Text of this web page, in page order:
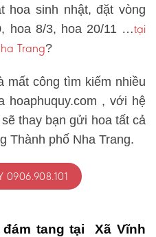
hoa sinh nhật, đặt vòng
hoa 8/3, hoa 20/11 …tại
Trang?
mất công tìm kiếm nhiều
hoaphuquy.com , với hệ
thay bạn gửi hoa tất cả
Thành phố Nha Trang.
0906.908.101
tang tại Xã Vĩnh